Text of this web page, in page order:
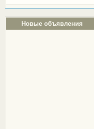
Новые объявления